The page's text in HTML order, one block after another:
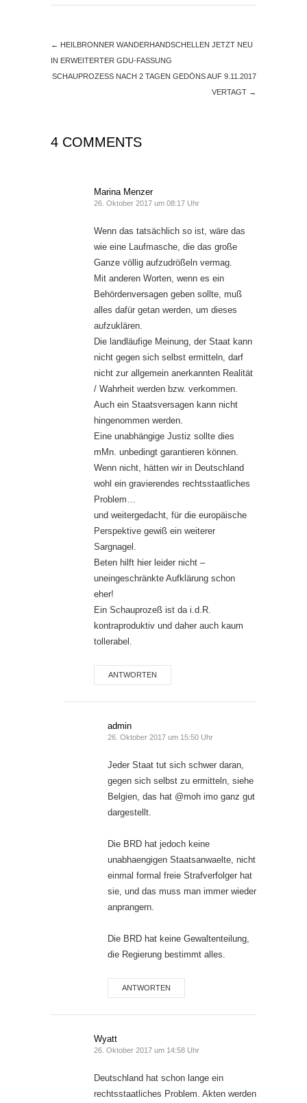
← HEILBRONNER WANDERHANDSCHELLEN JETZT NEU
IN ERWEITERTER GDU-FASSUNG
SCHAUPROZESS NACH 2 TAGEN GEDÖNS AUF 9.11.2017
VERTAGT →
4 COMMENTS
Marina Menzer
26. Oktober 2017 um 08:17 Uhr
Wenn das tatsächlich so ist, wäre das
wie eine Laufmasche, die das große
Ganze völlig aufzudrößeln vermag.
Mit anderen Worten, wenn es ein
Behördenversagen geben sollte, muß
alles dafür getan werden, um dieses
aufzuklären.
Die landläufige Meinung, der Staat kann
nicht gegen sich selbst ermitteln, darf
nicht zur allgemein anerkannten Realität
/ Wahrheit werden bzw. verkommen.
Auch ein Staatsversagen kann nicht
hingenommen werden.
Eine unabhängige Justiz sollte dies
mMn. unbedingt garantieren können.
Wenn nicht, hätten wir in Deutschland
wohl ein gravierendes rechtsstaatliches
Problem…
und weitergedacht, für die europäische
Perspektive gewiß ein weiterer
Sargnagel.
Beten hilft hier leider nicht –
uneingeschränkte Aufklärung schon
eher!
Ein Schauprozeß ist da i.d.R.
kontraproduktiv und daher auch kaum
tollerabel.
ANTWORTEN
admin
26. Oktober 2017 um 15:50 Uhr
Jeder Staat tut sich schwer daran,
gegen sich selbst zu ermitteln, siehe
Belgien, das hat @moh imo ganz gut
dargestellt.
Die BRD hat jedoch keine
unabhaengigen Staatsanwaelte, nicht
einmal formal freie Strafverfolger hat
sie, und das muss man immer wieder
anprangern.
Die BRD hat keine Gewaltenteilung,
die Regierung bestimmt alles.
ANTWORTEN
Wyatt
26. Oktober 2017 um 14:58 Uhr
Deutschland hat schon lange ein
rechtsstaatliches Problem. Akten werden